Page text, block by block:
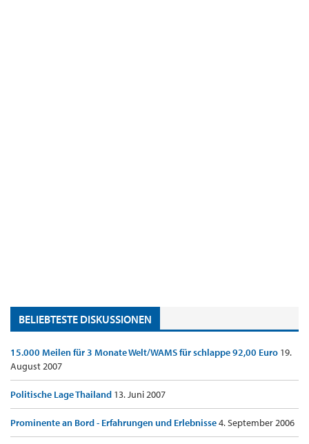
BELIEBTESTE DISKUSSIONEN
15.000 Meilen für 3 Monate Welt/WAMS für schlappe 92,00 Euro 19.
August 2007
Politische Lage Thailand 13. Juni 2007
Prominente an Bord - Erfahrungen und Erlebnisse4. September 2006